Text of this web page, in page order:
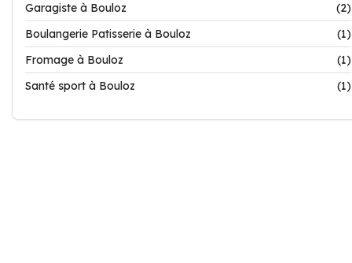
Garagiste à Bouloz
(2)
Boulangerie Patisserie à Bouloz
(1)
Fromage à Bouloz
(1)
Santé sport à Bouloz
(1)